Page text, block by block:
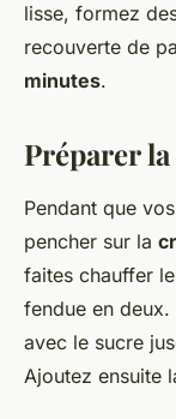
lisse, formez
recouverte de
minutes.
Préparer
Pendant que
pencher sur la
faites chauffer
fendue en
avec le sucre
Ajoutez ensuite